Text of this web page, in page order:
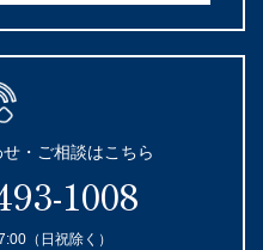
・ご相談はこちら
1008
（日祝除く）